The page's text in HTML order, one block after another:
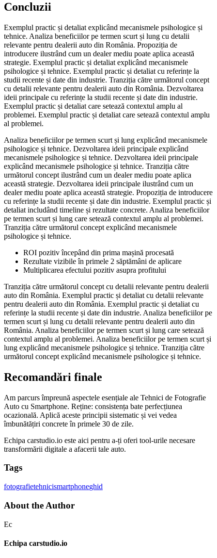
Concluzii
Exemplul practic și detaliat explicând mecanismele psihologice și
tehnice. Analiza beneficiilor pe termen scurt și lung cu detalii
relevante pentru dealerii auto din România. Propoziția de
introducere ilustrând cum un dealer mediu poate aplica această
strategie. Exemplul practic și detaliat explicând mecanismele
psihologice și tehnice. Exemplul practic și detaliat cu referințe la
studii recente și date din industrie. Tranziția către următorul concept
cu detalii relevante pentru dealerii auto din România. Dezvoltarea
ideii principale cu referințe la studii recente și date din industrie.
Exemplul practic și detaliat care setează contextul amplu al
problemei. Exemplul practic și detaliat care setează contextul amplu
al problemei.
Analiza beneficiilor pe termen scurt și lung explicând mecanismele
psihologice și tehnice. Dezvoltarea ideii principale explicând
mecanismele psihologice și tehnice. Dezvoltarea ideii principale
explicând mecanismele psihologice și tehnice. Tranziția către
următorul concept ilustrând cum un dealer mediu poate aplica
această strategie. Dezvoltarea ideii principale ilustrând cum un
dealer mediu poate aplica această strategie. Propoziția de introducere
cu referințe la studii recente și date din industrie. Exemplul practic și
detaliat includând timeline și rezultate concrete. Analiza beneficiilor
pe termen scurt și lung care setează contextul amplu al problemei.
Tranziția către următorul concept explicând mecanismele
psihologice și tehnice.
ROI pozitiv începând din prima mașină procesată
Rezultate vizibile în primele 2 săptămâni de aplicare
Multiplicarea efectului pozitiv asupra profitului
Tranziția către următorul concept cu detalii relevante pentru dealerii
auto din România. Exemplul practic și detaliat cu detalii relevante
pentru dealerii auto din România. Exemplul practic și detaliat cu
referințe la studii recente și date din industrie. Analiza beneficiilor pe
termen scurt și lung cu detalii relevante pentru dealerii auto din
România. Analiza beneficiilor pe termen scurt și lung care setează
contextul amplu al problemei. Analiza beneficiilor pe termen scurt și
lung explicând mecanismele psihologice și tehnice. Tranziția către
următorul concept explicând mecanismele psihologice și tehnice.
Recomandări finale
Am parcurs împreună aspectele esențiale ale Tehnici de Fotografie
Auto cu Smartphone. Reține: consistența bate perfecțiunea
ocazională. Aplică aceste principii sistematic și vei vedea
îmbunătățiri concrete în primele 30 de zile.
Echipa carstudio.io este aici pentru a-ți oferi tool-urile necesare
transformării digitale a afacerii tale auto.
Tags
fotografietehnicismartphoneghid
About the Author
Ec
Echipa carstudio.io